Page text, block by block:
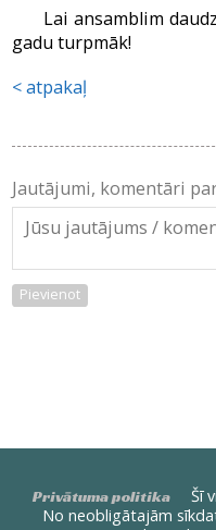
Lai ansamblim
gadu turpmāk!
atpakaļ
Jautājumi, komentāri
Pievienot
Privātuma politika
Šī
No neobligātajām